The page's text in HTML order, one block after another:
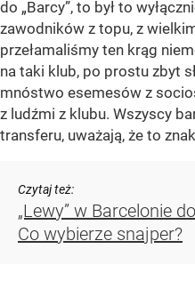
do „Barcy”, to był to
zawodników z topu, z
przełamaliśmy ten krąg
na taki klub, po prostu zbyt
mnóstwo esemesów z
z ludźmi z klubu. Wszyscy
transferu, uważają, że to
Czytaj też:
„Lewy” w Barcelonie
Co wybierze snajper?